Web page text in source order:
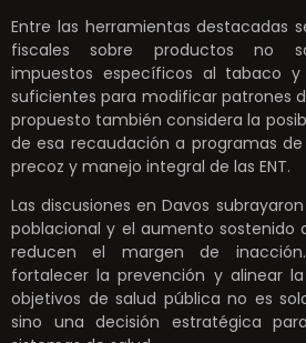
Entre las herramientas destacadas
fiscales sobre productos no
impuestos específicos al tabaco
suficientes para modificar patrones
propuesto también considera la
de esa recaudación a programas
precoz y manejo integral de las ENT.
Las discusiones en Davos
poblacional y el aumento sostenido
reducen el margen de
fortalecer la prevención y alinear
objetivos de salud pública no es
sino una decisión estratégica